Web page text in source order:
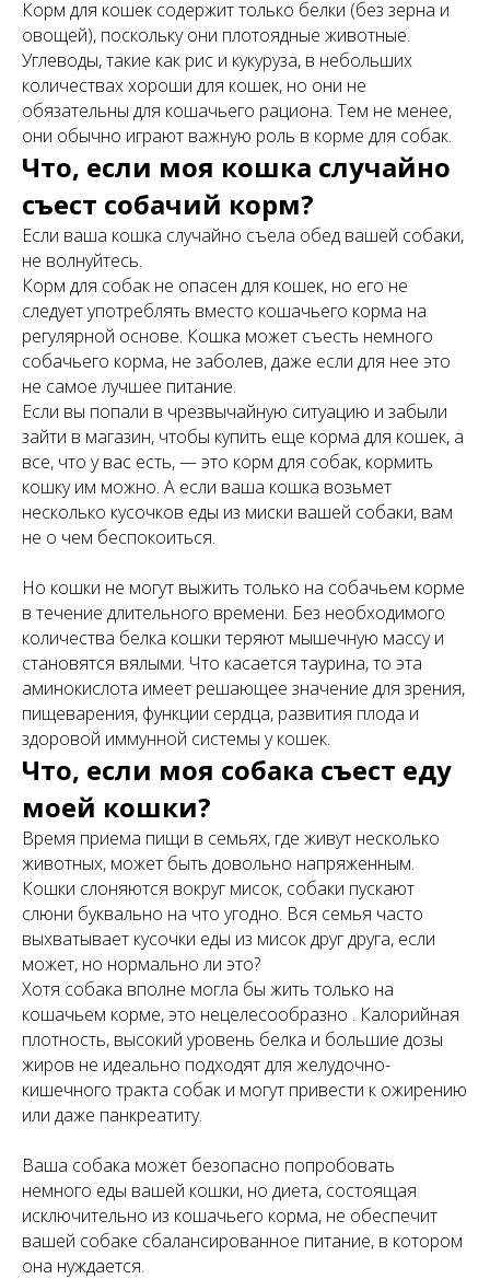
Корм для кошек содержит только белки (без зерна и
овощей), поскольку они плотоядные животные.
Углеводы, такие как рис и кукуруза, в небольших
количествах хороши для кошек, но они не
обязательны для кошачьего рациона. Тем не менее,
они обычно играют важную роль в корме для собак.
Что, если моя кошка случайно
съест собачий корм?
Если ваша кошка случайно съела обед вашей собаки,
не волнуйтесь.
Корм для собак не опасен для кошек, но его не
следует употреблять вместо кошачьего корма на
регулярной основе. Кошка может съесть немного
собачьего корма, не заболев, даже если для нее это
не самое лучшее питание.
Если вы попали в чрезвычайную ситуацию и забыли
зайти в магазин, чтобы купить еще корма для кошек, а
все, что у вас есть, — это корм для собак, кормить
кошку им можно. А если ваша кошка возьмет
несколько кусочков еды из миски вашей собаки, вам
не о чем беспокоиться.
Но кошки не могут выжить только на собачьем корме
в течение длительного времени. Без необходимого
количества белка кошки теряют мышечную массу и
становятся вялыми. Что касается таурина, то эта
аминокислота имеет решающее значение для зрения,
пищеварения, функции сердца, развития плода и
здоровой иммунной системы у кошек.
Что, если моя собака съест еду
моей кошки?
Время приема пищи в семьях, где живут несколько
животных, может быть довольно напряженным.
Кошки слоняются вокруг мисок, собаки пускают
слюни буквально на что угодно. Вся семья часто
выхватывает кусочки еды из мисок друг друга, если
может, но нормально ли это?
Хотя собака вполне могла бы жить только на
кошачьем корме, это нецелесообразно . Калорийная
плотность, высокий уровень белка и большие дозы
жиров не идеально подходят для желудочно-
кишечного тракта собак и могут привести к ожирению
или даже панкреатиту.
Ваша собака может безопасно попробовать
немного еды вашей кошки, но диета, состоящая
исключительно из кошачьего корма, не обеспечит
вашей собаке сбалансированное питание, в котором
она нуждается.